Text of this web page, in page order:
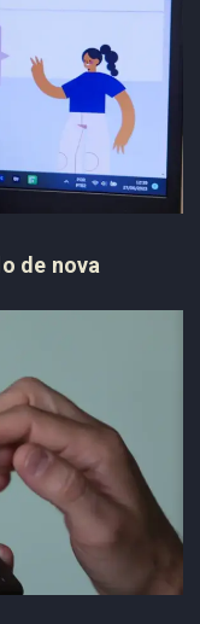
de nova